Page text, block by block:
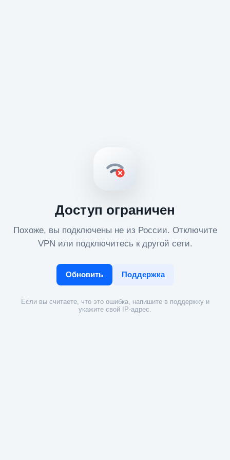
Доступ ограничен
Похоже, вы подключены не из России. Отключите
VPN или подключитесь к другой сети.
Обновить Поддержка
Если вы считаете, что это ошибка, напишите в поддержку и
укажите свой IP-адрес.